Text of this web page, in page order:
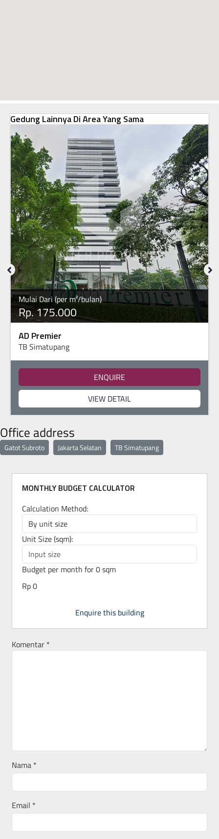
Gedung Lainnya Di Area Yang Sama
Mulai Dari (per m²/bulan)
Rp. 175.000
AD Premier
TB Simatupang
ENQUIRE
VIEW DETAIL
Office address
Gatot Subroto Jakarta Selatan TB Simatupang
MONTHLY BUDGET CALCULATOR
Calculation Method:
Unit Size (sqm):
Budget per month for0sqm
Rp 0
Enquire this building
Komentar *
Nama *
Email *